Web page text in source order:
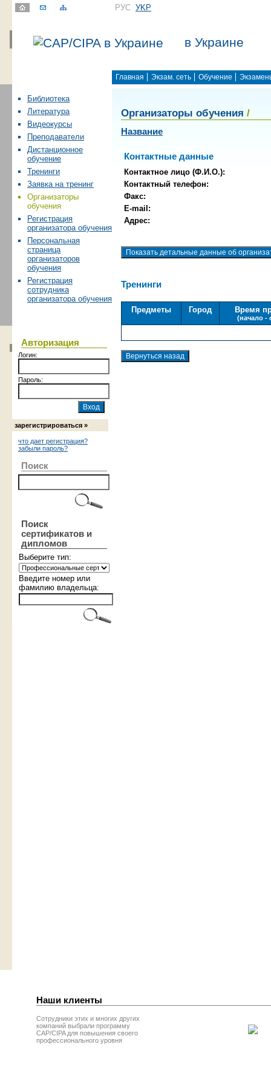
РУС УKР
в Украине
Главная Экзам. сеть Обучение
Библиотека
Литература
Видеокурсы
Преподаватели
Дистанционное
обучение
Тренинги
Заявка на тренинг
Организаторы
обучения
Регистрация
организатора обучения
Персональная
страница
организаторов
обучения
Регистрация
сотрудника
организатора обучения
Авторизация
Логин:
Пароль:
зарегистрироваться »
что дает регистрация?
забыли пароль?
Поиск
Поиск
сертификатов и
дипломов
Выберите тип:
Введите номер или
фамилию владельца:
Организаторы обучения /
Название
Контактные данные
Контактное лицо (Ф.И.О.):
Контактный телефон:
Факс:
E-mail:
Адрес:
Тренинги
Предметы Город Время
(начало -
Наши клиенты
Сотрудники этих и многих других
компаний выбрали программу
CAP/CIPA для повышения своего
профессионального уровня